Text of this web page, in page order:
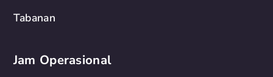
Tabanan
Jam Operasional